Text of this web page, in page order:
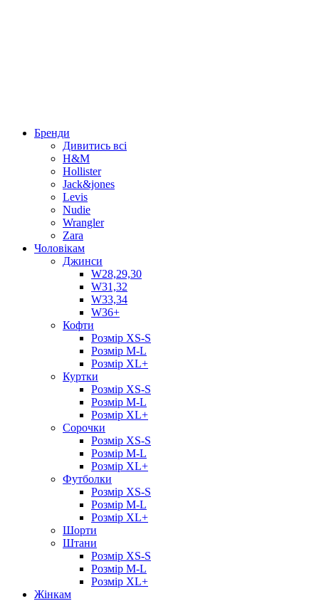
Бренди
Дивитись всі
H&M
Hollister
Jack&jones
Levis
Nudie
Wrangler
Zara
Чоловікам
Джинси
W28,29,30
W31,32
W33,34
W36+
Кофти
Розмір XS-S
Розмір M-L
Розмір XL+
Куртки
Розмір XS-S
Розмір M-L
Розмір XL+
Сорочки
Розмір XS-S
Розмір M-L
Розмір XL+
Футболки
Розмір XS-S
Розмір M-L
Розмір XL+
Шорти
Штани
Розмір XS-S
Розмір M-L
Розмір XL+
Жінкам